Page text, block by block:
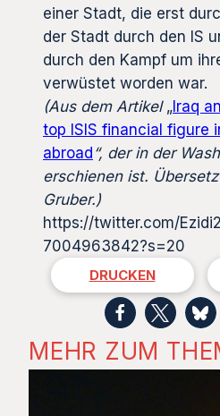
einer Stadt, die erst
der Stadt durch den IS
durch den Kampf um
verwüstet worden war.
(Aus dem Artikel „Iraq
top ISIS financial figure
abroad “, der in der
erschienen ist.
Gruber.)
https://twitter.com/
7004963842?s=20
DRUCKEN
MEHR ZUM